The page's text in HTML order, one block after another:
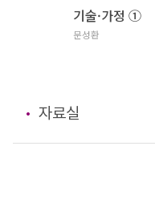
기술·가정 ①
문성환
자료실